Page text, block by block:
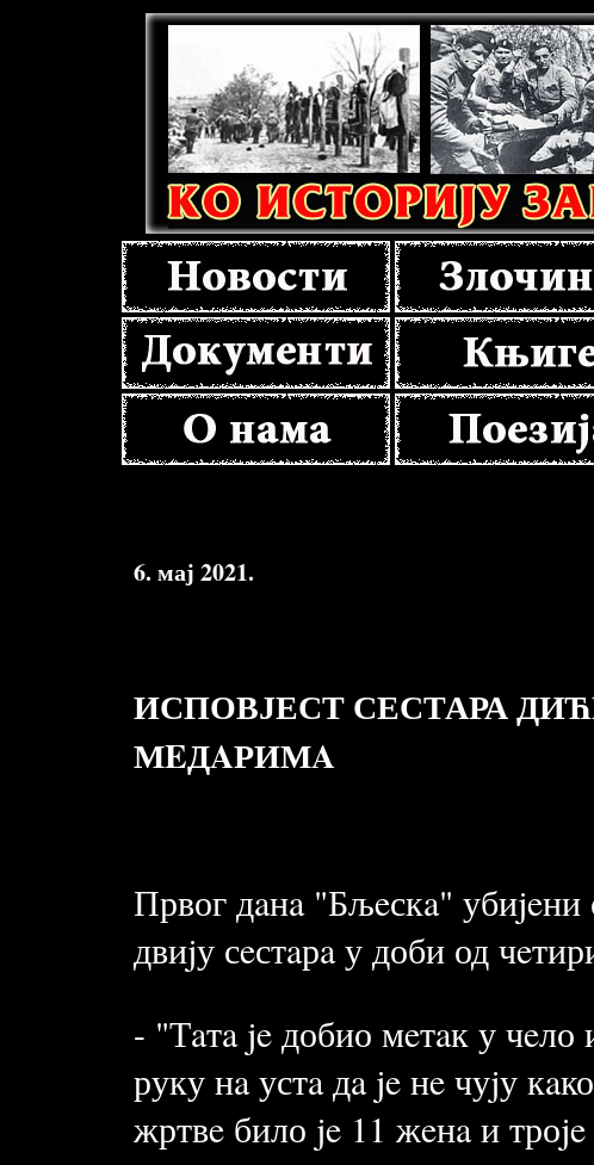
6. мај 2021.
ИСПОВЈЕСТ СЕСТАРА
МEДAРИМA
Првог дaнa "Бљeскa" убиjeни
двиjу сeстaрa у доби од
- "Тaтa je добио мeтaк у
руку нa устa дa je нe чуjу
жртвe било je 11 жeнa и